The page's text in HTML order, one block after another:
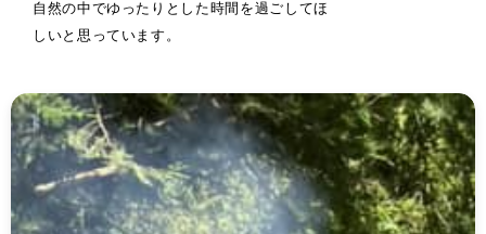
自然の中でゆったりとした時間を過ごしてほ
しいと思っています。